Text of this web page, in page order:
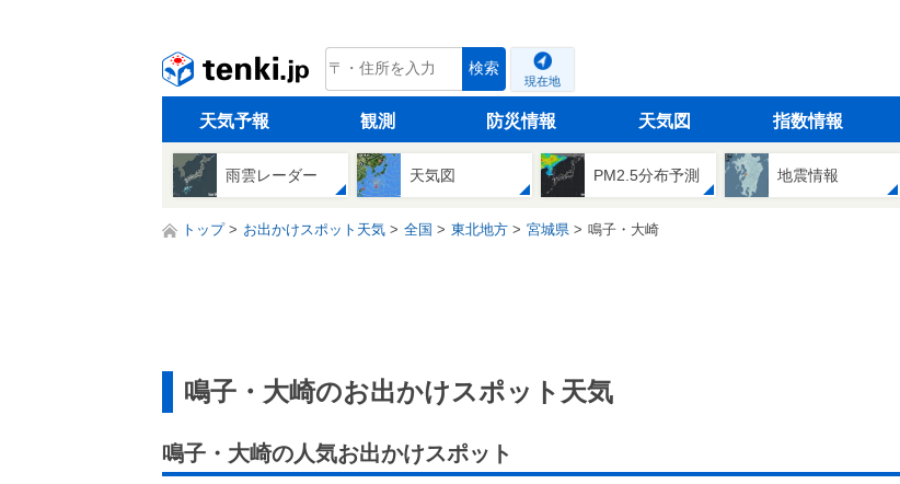
tenki.jp 検索
現在地
天気予報 観測 防災情報 天気図 指数情報
雨雲レーダー 天気図 PM2.5分布予測 地震情報
トップ お出かけスポット天気 全国 東北地方 宮城県 鳴子・大崎
鳴子・大崎のお出かけスポット天気
鳴子・大崎の人気お出かけスポット